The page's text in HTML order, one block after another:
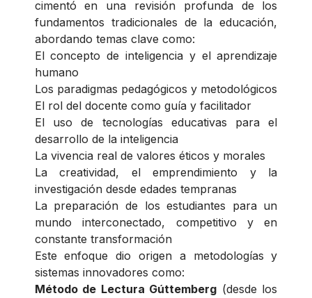
cimentó en una revisión profunda de los
fundamentos tradicionales de la educación,
abordando temas clave como:
El concepto de inteligencia y el aprendizaje
humano
Los paradigmas pedagógicos y metodológicos
El rol del docente como guía y facilitador
El uso de tecnologías educativas para el
desarrollo de la inteligencia
La vivencia real de valores éticos y morales
La creatividad, el emprendimiento y la
investigación desde edades tempranas
La preparación de los estudiantes para un
mundo interconectado, competitivo y en
constante transformación
Este enfoque dio origen a metodologías y
sistemas innovadores como:
Método de Lectura Gúttemberg (desde los